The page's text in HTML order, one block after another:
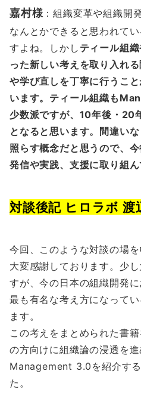
嘉村様 ：組織変革や組織開
なんとかできると思われて
すよね。しかし ティール組
った新しい考えを取り入れ
や学び直しを丁寧に行うこ
います。ティール組織も
少数派ですが、10年後・20
となると思います。間違い
照らす概念だと思うので、
発信や実践、支援に取り組ん
対談後記 ヒロラボ 渡
今回、このような対談の場
大変感謝しております。少
すが、今の日本の組織開発
最も有名な考え方になって
ます。
この考えをまとめられた書
の方向けに組織論の浸透を
Management 3.0を紹介す
た。